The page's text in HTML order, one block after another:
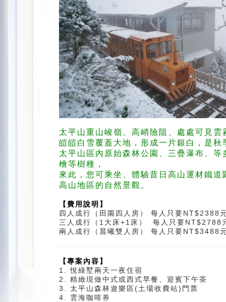
太平山重山峻嶺、高峭險阻、處處可見
皚皚白雪覆蓋大地，形成一片銀白，是
太平山區內原始森林公園、三疊瀑布、
檜等樹種，
來此，您可乘坐、體驗昔日高山運材鐵
高山地區的自然景觀。
【費用說明】
四人成行（田園四人房） 每人只要NT$2388
三人成行（1大床+1床） 每人只要NT$2788
兩人成行（晨曦雙人房） 每人只要NT$3488
【專案內容】
1. 悅綠墅兩天一夜住宿
2. 精緻現做中式或西式早餐、迎賓下午茶
3. 太平山森林遊樂區(土場收費站)門票
4. 雲海咖啡券